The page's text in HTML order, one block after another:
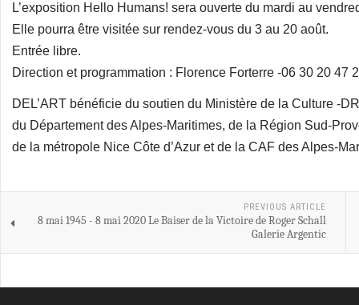
L’exposition Hello Humans! sera ouverte du mardi au
Elle pourra être visitée sur rendez-vous du 3 au 20 août.
Entrée libre.
Direction et programmation : Florence Forterre -06 30 20 47
DEL’ART bénéficie du soutien du Ministère de la Culture -
du Département des Alpes-Maritimes, de la Région Sud-
de la métropole Nice Côte d’Azur et de la CAF des Alpes-
PREVIOUS ARTICLE
8 mai 1945 - 8 mai 2020 Le Baiser de la Victoire de Roger Schall
Galerie Argentic